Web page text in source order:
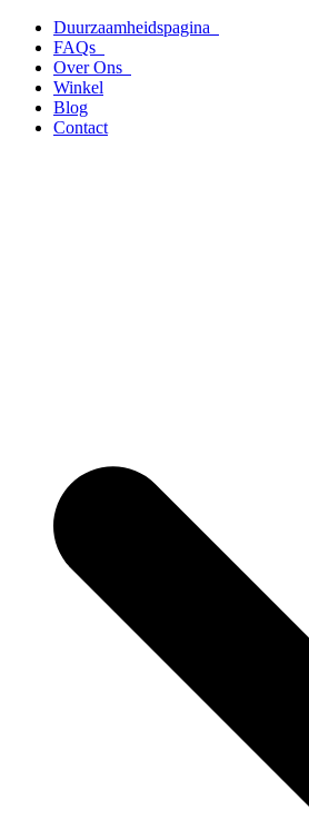
naar
inhoud
Duurzaamheidspagina
FAQs
Over Ons
Winkel
Blog
Contact